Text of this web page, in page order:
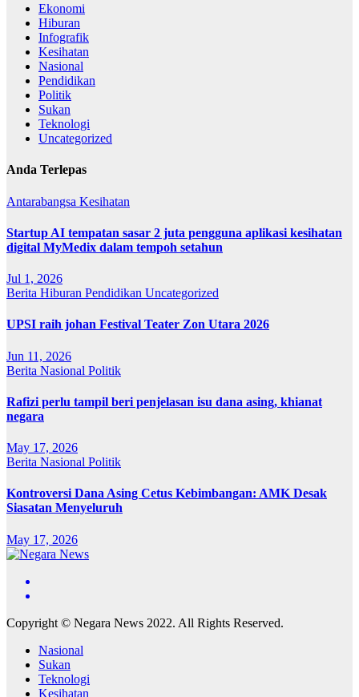
Ekonomi
Hiburan
Infografik
Kesihatan
Nasional
Pendidikan
Politik
Sukan
Teknologi
Uncategorized
Anda Terlepas
Antarabangsa Kesihatan
Startup AI tempatan sasar 2 juta pengguna aplikasi kesihatan
digital MyMedix dalam tempoh setahun
Jul 1, 2026
Berita Hiburan Pendidikan Uncategorized
UPSI raih johan Festival Teater Zon Utara 2026
Jun 11, 2026
Berita Nasional Politik
Rafizi perlu tampil beri penjelasan isu dana asing, khianat
negara
May 17, 2026
Berita Nasional Politik
Kontroversi Dana Asing Cetus Kebimbangan: AMK Desak
Siasatan Menyeluruh
May 17, 2026
Copyright © Negara News 2022. All Rights Reserved.
Nasional
Sukan
Teknologi
Kesihatan